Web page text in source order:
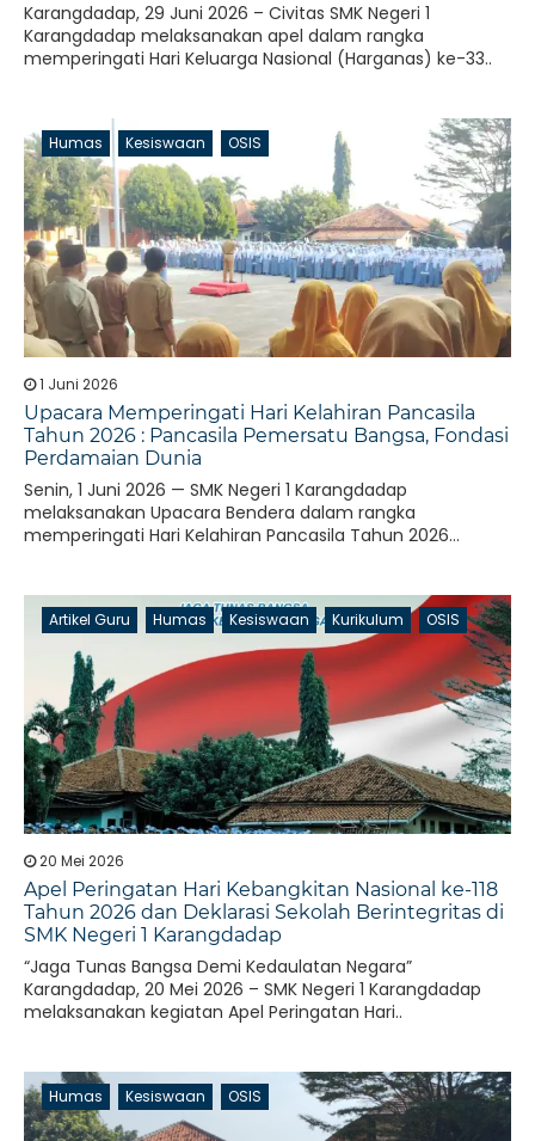
Karangdadap, 29 Juni 2026 – Civitas SMK Negeri 1
Karangdadap melaksanakan apel dalam rangka
memperingati Hari Keluarga Nasional (Harganas) ke-33..
Humas Kesiswaan OSIS
1 Juni 2026
Upacara Memperingati Hari Kelahiran Pancasila
Tahun 2026 : Pancasila Pemersatu Bangsa, Fondasi
Perdamaian Dunia
Senin, 1 Juni 2026 — SMK Negeri 1 Karangdadap
melaksanakan Upacara Bendera dalam rangka
memperingati Hari Kelahiran Pancasila Tahun 2026...
Artikel Guru Humas Kesiswaan Kurikulum OSIS
20 Mei 2026
Apel Peringatan Hari Kebangkitan Nasional ke-118
Tahun 2026 dan Deklarasi Sekolah Berintegritas di
SMK Negeri 1 Karangdadap
“Jaga Tunas Bangsa Demi Kedaulatan Negara”
Karangdadap, 20 Mei 2026 – SMK Negeri 1 Karangdadap
melaksanakan kegiatan Apel Peringatan Hari..
Humas Kesiswaan OSIS